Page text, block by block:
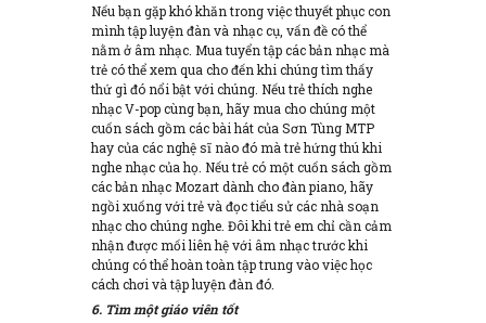
Nếu bạn gặp khó khăn trong việc thuyết phục con
mình tập luyện đàn và nhạc cụ, vấn đề có thể
nằm ở âm nhạc. Mua tuyển tập các bản nhạc mà
trẻ có thể xem qua cho đến khi chúng tìm thấy
thứ gì đó nổi bật với chúng. Nếu trẻ thích nghe
nhạc V-pop cùng bạn, hãy mua cho chúng một
cuốn sách gồm các bài hát của Sơn Tùng MTP
hay của các nghệ sĩ nào đó mà trẻ hứng thú khi
nghe nhạc của họ. Nếu trẻ có một cuốn sách gồm
các bản nhạc Mozart dành cho đàn piano, hãy
ngồi xuống với trẻ và đọc tiểu sử các nhà soạn
nhạc cho chúng nghe. Đôi khi trẻ em chỉ cần cảm
nhận được mối liên hệ với âm nhạc trước khi
chúng có thể hoàn toàn tập trung vào việc học
cách chơi và tập luyện đàn đó.
6. Tìm một giáo viên tốt